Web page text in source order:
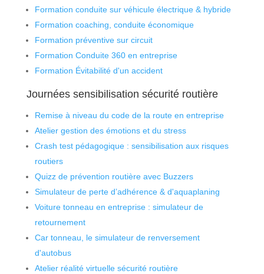
Formation conduite sur véhicule électrique & hybride
Formation coaching, conduite économique
Formation préventive sur circuit
Formation Conduite 360 en entreprise
Formation Évitabilité d'un accident
Journées sensibilisation sécurité routière
Remise à niveau du code de la route en entreprise
Atelier gestion des émotions et du stress
Crash test pédagogique : sensibilisation aux risques
routiers
Quizz de prévention routière avec Buzzers
Simulateur de perte d’adhérence & d'aquaplaning
Voiture tonneau en entreprise : simulateur de
retournement
Car tonneau, le simulateur de renversement
d'autobus
Atelier réalité virtuelle sécurité routière